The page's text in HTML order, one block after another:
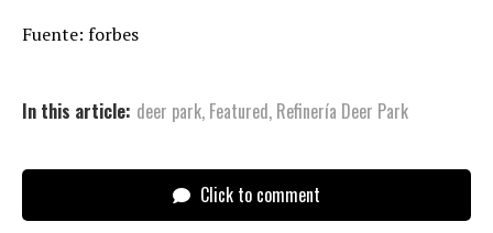
Fuente: forbes
In this article: deer park, Featured, Refinería Deer Park
Click to comment